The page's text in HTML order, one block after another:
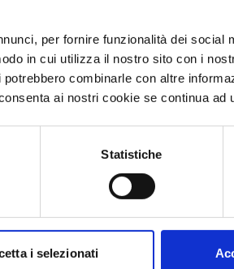
per fornire funzionalità dei social
in cui utilizza il nostro sito con i
combinarle con altre
ai nostri cookie se continua ad
Statistiche
i selezionati
le emissioni di CO2, si spreca
ma anche di sostenibilità.
e rispettoso
per laproduzione
più semplice, sia per
rispettoso dell'ambiente.
per la tutela della
i documenti obbligatori come il